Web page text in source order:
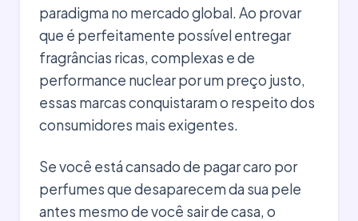
paradigma no mercado global. Ao provar
que é perfeitamente possível entregar
fragrâncias ricas, complexas e de
performance nuclear por um preço justo,
essas marcas conquistaram o respeito dos
consumidores mais exigentes.
Se você está cansado de pagar caro por
perfumes que desaparecem da sua pele
antes mesmo de você sair de casa, o